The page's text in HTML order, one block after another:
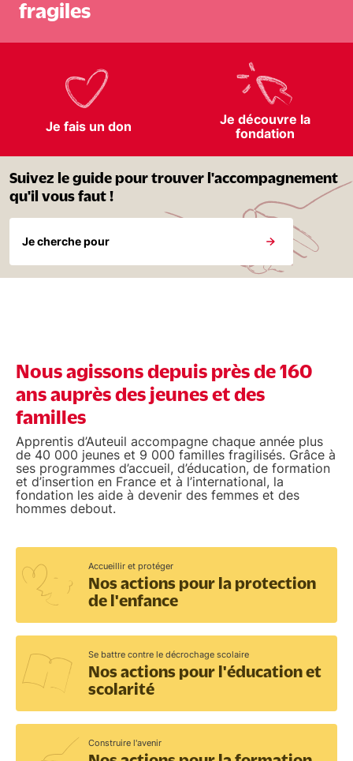
Nous soutenir
Vous accompagner
fragiles
Je fais un don
Je découvre la
fondation
Suivez le guide pour trouver l'accompagnement
qu'il vous faut !
Je cherche pour
Nous agissons depuis près de 160
ans auprès des jeunes et des
familles
Apprentis d’Auteuil accompagne chaque année plus
de 40 000 jeunes et 9 000 familles fragilisés. Grâce à
ses programmes d’accueil, d’éducation, de formation
et d’insertion en France et à l’international, la
fondation les aide à devenir des femmes et des
hommes debout.
Accueillir et protéger
Nos actions pour la protection
de l'enfance
Se battre contre le décrochage scolaire
Nos actions pour l'éducation et
scolarité
Construire l'avenir